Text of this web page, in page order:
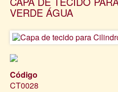
VERDE ÁGUA
Código
CT0028